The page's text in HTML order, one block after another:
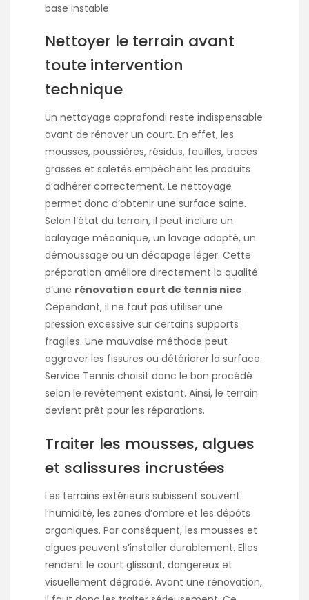
base instable.
Nettoyer le terrain avant
toute intervention
technique
Un nettoyage approfondi reste indispensable
avant de rénover un court. En effet, les
mousses, poussières, résidus, feuilles, traces
grasses et saletés empêchent les produits
d’adhérer correctement. Le nettoyage
permet donc d’obtenir une surface saine.
Selon l’état du terrain, il peut inclure un
balayage mécanique, un lavage adapté, un
démoussage ou un décapage léger. Cette
préparation améliore directement la qualité
d’une rénovation court de tennis nice.
Cependant, il ne faut pas utiliser une
pression excessive sur certains supports
fragiles. Une mauvaise méthode peut
aggraver les fissures ou détériorer la surface.
Service Tennis choisit donc le bon procédé
selon le revêtement existant. Ainsi, le terrain
devient prêt pour les réparations.
Traiter les mousses, algues
et salissures incrustées
Les terrains extérieurs subissent souvent
l’humidité, les zones d’ombre et les dépôts
organiques. Par conséquent, les mousses et
algues peuvent s’installer durablement. Elles
rendent le court glissant, dangereux et
visuellement dégradé. Avant une rénovation,